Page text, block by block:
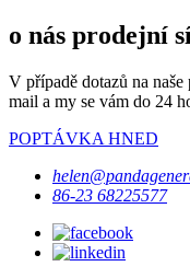
o nás prodejní
V případě dotazů na
mail a my se vám do 24
POPTÁVKA HNED
86-23 68225577